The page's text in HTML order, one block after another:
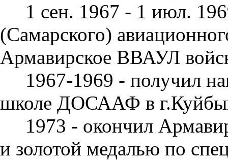
1 сен. 1967 - 1 июл.
(Самарско­го)
Армавирское ВВАУЛ
1967-1969 - получил
школе ДОСААФ в
1973 - окончил
и золотой медалью по